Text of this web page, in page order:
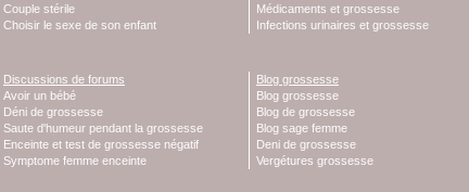
Couple stérile
Choisir le sexe de son enfant
Médicaments et grossesse
Infections urinaires et grossesse
Discussions de forums
Avoir un bébé
Déni de grossesse
Saute d'humeur pendant la grossesse
Enceinte et test de grossesse négatif
Symptome femme enceinte
Blog grossesse
Blog grossesse
Blog de grossesse
Blog sage femme
Deni de grossesse
Vergétures grossesse